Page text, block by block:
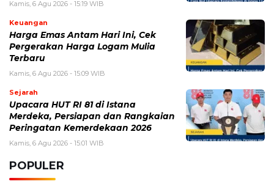
Pameran Otomotif 2026 Terbaru, Jadwal, Mobil Baru,
dan Tren Kendaraan Masa Depan
Baru untuk Akhir Pekan, Cek Rute Detailnya
Sabtu, 1 Agustus 2026 - 09:51 WIB
BYD Seal Terbakar, Ini Kronologi dan Fakta Kasus Mobil
Listrik yang Disorot
Senin, 27 Juli 2026 - 13:55 WIB
Suzuki Brezza Terbaru 2026 Resmi Jadi Sorotan, SUV